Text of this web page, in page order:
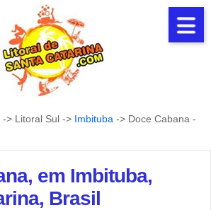
-> Litoral Sul -> Imbituba -> Doce Cabana -
em Imbituba,
Brasil